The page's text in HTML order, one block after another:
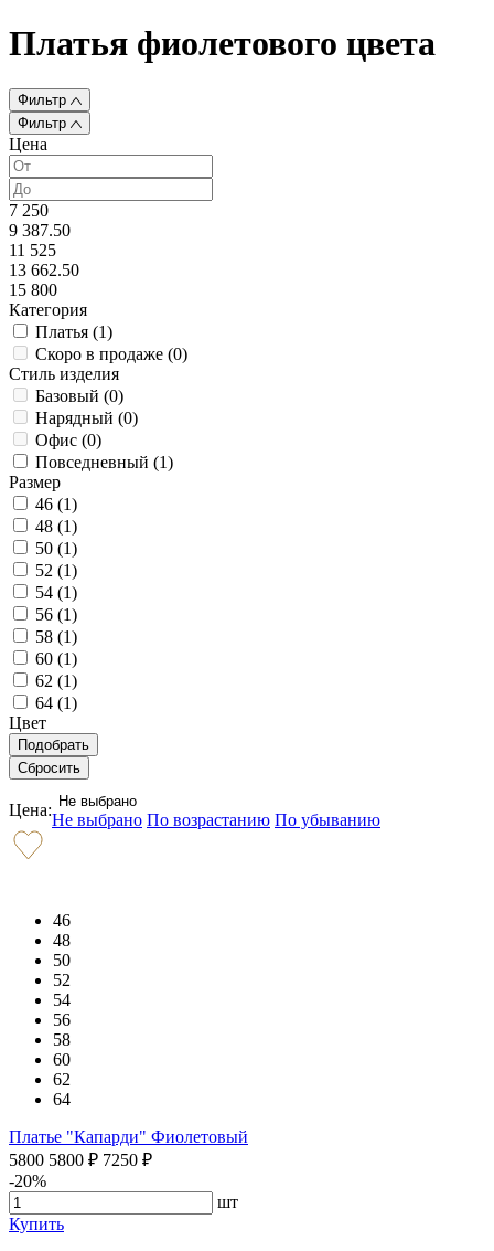
Платья фиолетового цвета
Фильтр
Фильтр
Цена
7 250
9 387.50
11 525
13 662.50
15 800
Категория
Платья (1)
Скоро в продаже (0)
Стиль изделия
Базовый (0)
Нарядный (0)
Офис (0)
Повседневный (1)
Размер
46 (1)
48 (1)
50 (1)
52 (1)
54 (1)
56 (1)
58 (1)
60 (1)
62 (1)
64 (1)
Цвет
Цена: Не выбрано
Не выбрано По возрастанию По убыванию
46
48
50
52
54
56
58
60
62
64
Платье "Капарди" Фиолетовый
5800 5800 ₽ 7250 ₽
-20%
шт
Купить